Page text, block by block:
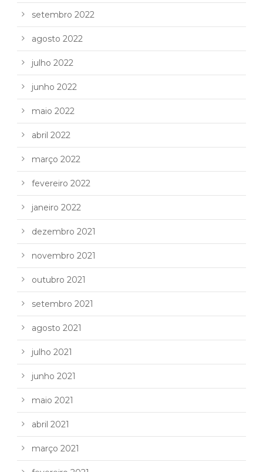
setembro 2022
agosto 2022
julho 2022
junho 2022
maio 2022
abril 2022
março 2022
fevereiro 2022
janeiro 2022
dezembro 2021
novembro 2021
outubro 2021
setembro 2021
agosto 2021
julho 2021
junho 2021
maio 2021
abril 2021
março 2021